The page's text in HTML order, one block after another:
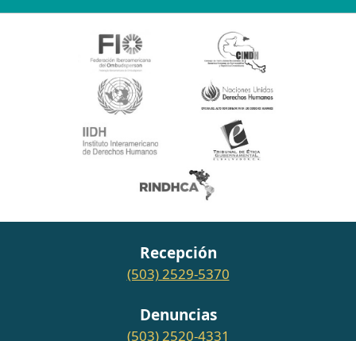
Recepción
(503) 2529-5370
Denuncias
(503) 2520-4331